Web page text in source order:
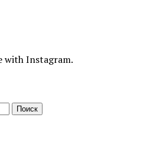
with Instagram.
Поиск